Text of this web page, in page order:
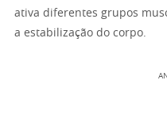
ativa diferentes grupos
a estabilização do corpo.